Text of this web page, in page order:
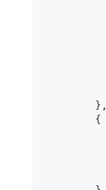
        },
        {